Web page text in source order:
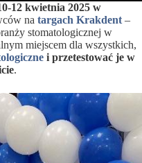
12 kwietnia 2025 w
na targach Krakdent –
stomatologicznej w
miejscem dla wszystkich,
i przetestować je w
.